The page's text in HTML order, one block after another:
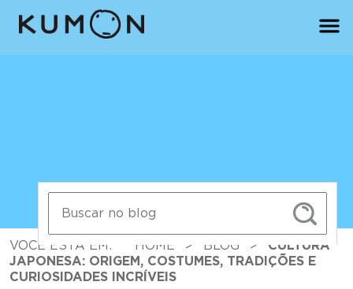
VOCÊ ESTÁ EM: HOME > BLOG >
CULTURA
JAPONESA: ORIGEM, COSTUMES, TRADIÇÕES E
CURIOSIDADES INCRÍVEIS